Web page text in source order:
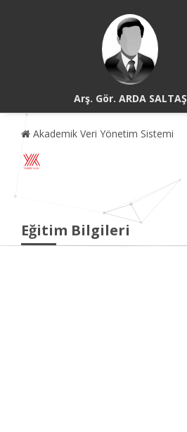
Arş. Gör. ARDA SALTAŞ
Akademik Veri Yönetim Sistemi
Eğitim Bilgileri